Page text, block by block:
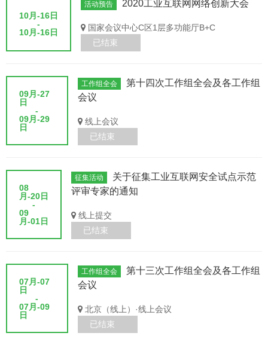
10月-16日
-
10月-16日
活动预告 2020工业互联网网络创新大会
国家会议中心C区1层多功能厅B+C
已结束
09月-27
日
-
09月-29
日
工作组全会
第十四次工作组全会及各工作组
会议
线上会议
已结束
08
月-20日
-
09
月-01日
征集活动
关于征集工业互联网安全试点示范
评审专家的通知
线上提交
已结束
07月-07
日
-
07月-09
日
工作组全会
第十三次工作组全会及各工作组
会议
北京（线上）·线上会议
已结束